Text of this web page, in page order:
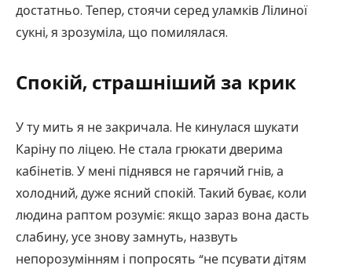
достатньо. Тепер, стоячи серед уламків Лілиної
сукні, я зрозуміла, що помилялася.
Спокій, страшніший за крик
У ту мить я не закричала. Не кинулася шукати
Каріну по ліцею. Не стала грюкати дверима
кабінетів. У мені піднявся не гарячий гнів, а
холодний, дуже ясний спокій. Такий буває, коли
людина раптом розуміє: якщо зараз вона дасть
слабину, усе знову замнуть, назвуть
непорозумінням і попросять “не псувати дітям